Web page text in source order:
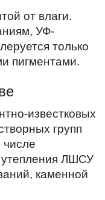
паров
групп
ЛШСУ